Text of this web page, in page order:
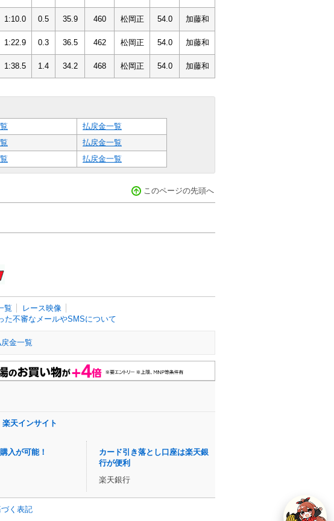
1:10.0 0.5 35.9 460 松岡正 54.0 加藤和
1:22.9 0.3 36.5 462 松岡正 54.0 加藤和
1:38.5 1.4 34.2 468 松岡正 54.0 加藤和
払戻金一覧
払戻金一覧
払戻金一覧
このページの先頭へ
覧
レース映像
た不審なメールやSMSについて
金一覧
天インサイト
入が可能！
カード引き落とし口座は楽天銀
行が便利
楽天銀行
く表記